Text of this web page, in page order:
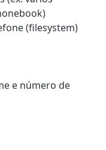
(filesystem)
e número de